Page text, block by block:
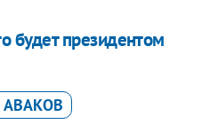
будет президентом
АВАКОВ